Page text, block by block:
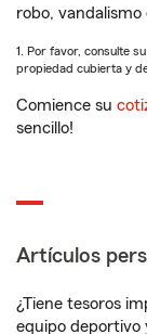
robo, vandalismo
1. Por favor, consulte
propiedad cubierta y
Comience su
sencillo!
Artículos
¿Tiene tesoros
equipo deportivo